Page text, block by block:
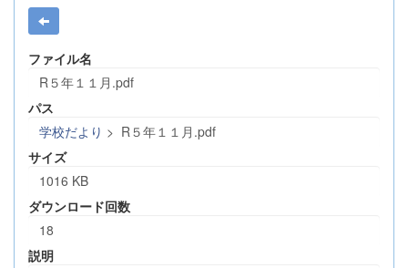
ファイル名
R５年１１月.pdf
パス
学校だより > R５年１１月.pdf
サイズ
1016 KB
ダウンロード回数
18
説明